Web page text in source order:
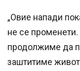
„Овие напади
не се
продолжиме да
заштитиме